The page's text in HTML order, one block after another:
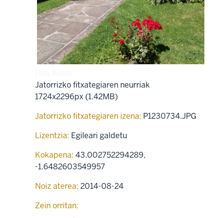
Jatorrizko fitxategiaren neurriak
1724x2296px (1.42MB)
Jatorrizko fitxategiaren izena: P1230734.JPG
Lizentzia: Egileari galdetu
Kokapena: 43.002752294289,
-1.6482603549957
Noiz aterea: 2014-08-24
Zein orritan: